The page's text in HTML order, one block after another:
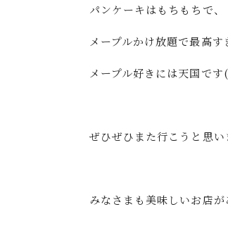
パンケーキはもちもちで、
メープルかけ放題で最高
メープル好きには天国で
ぜひぜひまた行こうと思
みなさまも美味しいお店